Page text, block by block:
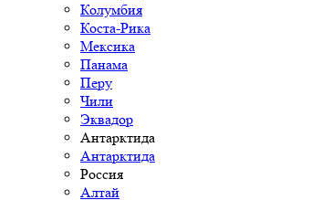
Колумбия
Коста-Рика
Мексика
Панама
Перу
Чили
Эквадор
Антарктида
Антарктида
Россия
Алтай